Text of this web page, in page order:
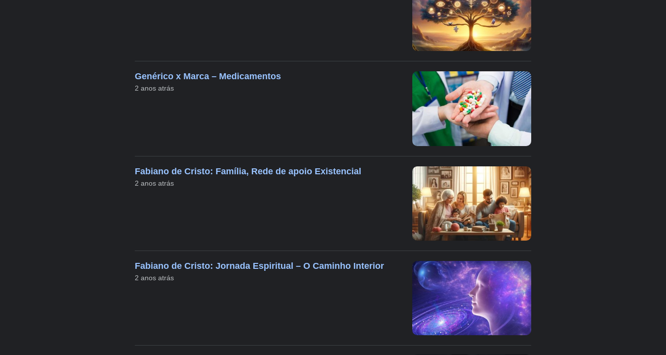
Genérico x Marca – Medicamentos
2 anos atrás
Fabiano de Cristo: Família, Rede de apoio Existencial
2 anos atrás
Fabiano de Cristo: Jornada Espiritual – O Caminho Interior
2 anos atrás